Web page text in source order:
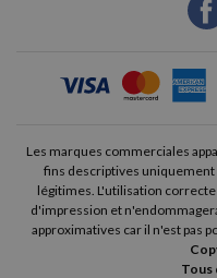
sont les moins chers et la
Les toners HP 59
mise sur le marché, ils ont
rigoureux qui vérifient leur
compatibilité avec chacune
été conçus. Nous travaillons
Les marques commerciales
fins descriptives
légitimes. L'utilisation
d'impression et
approximatives car il n'est pas
Tous